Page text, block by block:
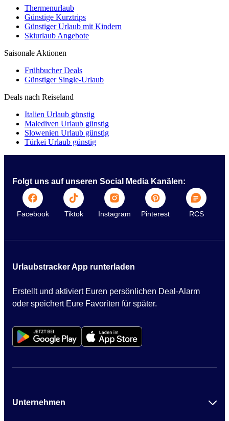
Thermenurlaub
Günstige Kurztrips
Günstiger Urlaub mit Kindern
Skiurlaub Angebote
Saisonale Aktionen
Frühbucher Deals
Günstiger Single-Urlaub
Deals nach Reiseland
Italien Urlaub günstig
Malediven Urlaub günstig
Slowenien Urlaub günstig
Türkei Urlaub günstig